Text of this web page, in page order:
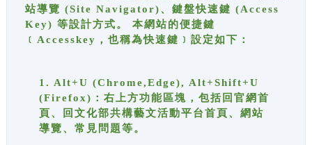
站導覽 (Site Navigator)、鍵盤快速鍵 (Access
Key) 等設計方式。 本網站的便捷鍵
﹝Accesskey，也稱為快速鍵﹞設定如下：
1. Alt+U (Chrome,Edge), Alt+Shift+U
(Firefox)：右上方功能區塊，包括回官網首
頁、回文化部共構藝文活動平台首頁、網站
導覽、常見問題等。